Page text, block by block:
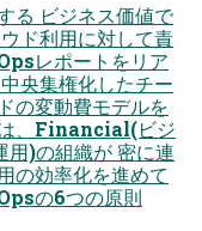
る ビジネス価値で
ド利用に対して責
レポートをリア
央集権化したチー
の変動費モデルを
、Financial(ビジ
)の組織が 密に連
の効率化を進めて
の6つの原則